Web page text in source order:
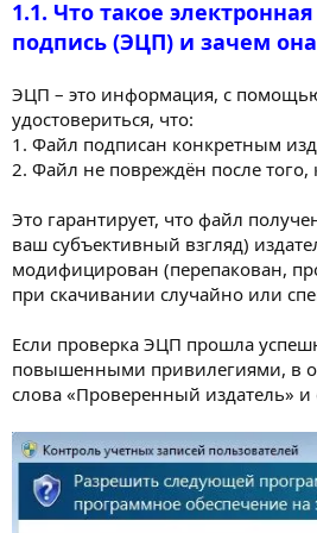
1.1. Что такое
подпись (ЭЦП) и зачем
ЭЦП – это информация, с
удостовериться, что:
1. Файл подписан конкретным
2. Файл не повреждён после того,
Это гарантирует, что файл
ваш субъективный взгляд)
модифицирован (перепакован,
при скачивании случайно или
Если проверка ЭЦП прошла
повышенными привилегиями, в
слова «Проверенный издатель» и